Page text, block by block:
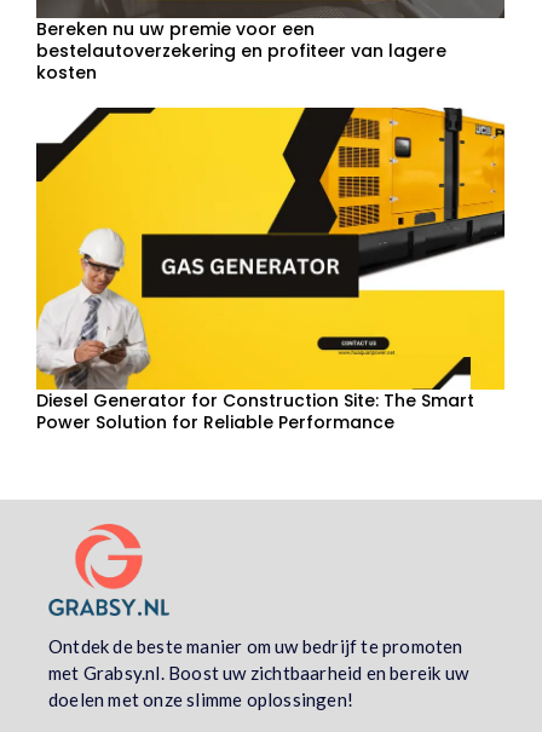
Bereken nu uw premie voor een
bestelautoverzekering en profiteer van lagere
kosten
Diesel Generator for Construction Site: The Smart
Power Solution for Reliable Performance
Ontdek de beste manier om uw bedrijf te promoten
met Grabsy.nl. Boost uw zichtbaarheid en bereik uw
doelen met onze slimme oplossingen!